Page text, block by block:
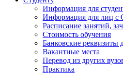
Информация для
Информация для лиц с
Расписание занятий,
Стоимость обучения
Банковские реквизиты
Вакантные места
Перевод из других
Практика